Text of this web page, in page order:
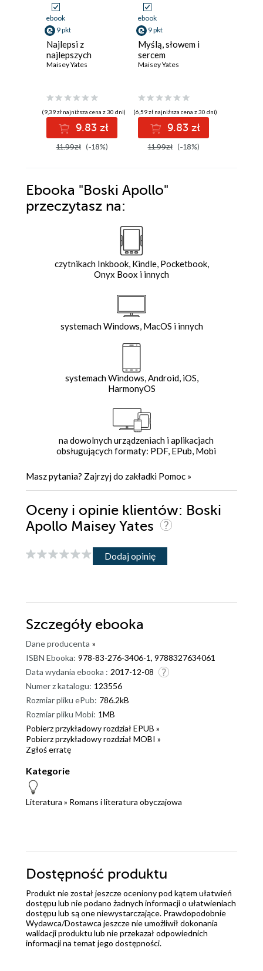
ebook
9 pkt
Najlepsi z
najlepszych
Maisey Yates
(9,39 zł najniższa cena z 30 dni)
9.83 zł
11.99zł (-18%)
ebook
9 pkt
Myślą, słowem i
sercem
Maisey Yates
(6,59 zł najniższa cena z 30 dni)
9.83 zł
11.99zł (-18%)
Ebooka "Boski Apollo"
przeczytasz na:
czytnikach Inkbook, Kindle, Pocketbook,
Onyx Boox i innych
systemach Windows, MacOS i innych
systemach Windows, Android, iOS,
HarmonyOS
na dowolnych urządzeniach i aplikacjach
obsługujących formaty: PDF, EPub, Mobi
Masz pytania? Zajrzyj do zakładki Pomoc »
Oceny i opinie klientów: Boski
Apollo Maisey Yates
Dodaj opinię
Szczegóły ebooka
Dane producenta »
ISBN Ebooka: 978-83-276-3406-1, 9788327634061
Data wydania ebooka : 2017-12-08
Numer z katalogu: 123556
Rozmiar pliku ePub: 786.2kB
Rozmiar pliku Mobi: 1MB
Pobierz przykładowy rozdział EPUB »
Pobierz przykładowy rozdział MOBI »
Zgłoś erratę
Kategorie
Literatura » Romans i literatura obyczajowa
Dostępność produktu
Produkt nie został jeszcze oceniony pod kątem ułatwień
dostępu lub nie podano żadnych informacji o ułatwieniach
dostępu lub są one niewystarczające. Prawdopodobnie
Wydawca/Dostawca jeszcze nie umożliwił dokonania
walidacji produktu lub nie przekazał odpowiednich
informacji na temat jego dostępności.